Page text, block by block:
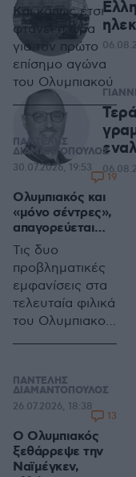
Και κάπως έτσι
φτάνει η ώρα
για τον πρώτο
επίσημο αγώνα
του Ολυμπιακού
ΠΑΝΤΕΛΗΣ
ΔΙΑΜΑΝΤΟΠΟΥΛΟΣ
Ολυμπιακός και
«μόνο σέντρες»,
απαγορεύεται…
Τις δυο
προβληματικές
εμφανίσεις στα
τελευταία φιλικά
του Ολυμπιακού
ακολούθησαν οι
αφίξεις των
Ορτέγκα και Σα
30.07.2026, 19:53
19
ΠΑΝΤΕΛΗΣ
ΔΙΑΜΑΝΤΟΠΟΥΛΟΣ
Ο Ολυμπιακός
ξεθάρρεψε την
Ναϊμέγκεν,
26.07.2026, 18:38
13